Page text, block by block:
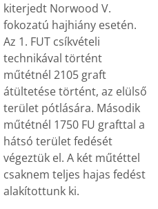
kiterjedt Norwood V.
fokozatú hajhiány esetén.
Az 1. FUT csíkvételi
technikával történt
műtétnél 2105 graft
átültetése történt, az elülső
terület pótlására. Második
műtétnél 1750 FU grafttal a
hátsó terület fedését
végeztük el. A két műtéttel
csaknem teljes hajas fedést
alakítottunk ki.